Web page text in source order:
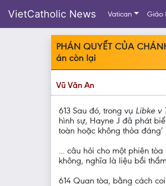
VietCatholic News Vatican Giáo
PHÁN QUYẾT CỦA
án còn lại
Vũ Văn An
613 Sau đó, trong vụ Libke v
hình sự, Hayne J đã phát
toàn hoặc không thỏa
... câu hỏi cho một phiên
không, nghĩa là liệu bồi
614 Quan tòa, bằng cách